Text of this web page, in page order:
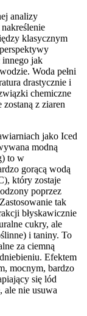
analizy
klasycznym
innego jak
Woda pełni
drastycznie i
chemiczne
z ziaren
jako Iced
modną
to w
gorącą wodą
który zostaje
poprzez
tak
błyskawicznie
cukry, ale
i taniny. To
za ciemną
Efektem
mocnym, bardzo
się lód
ale nie usuwa